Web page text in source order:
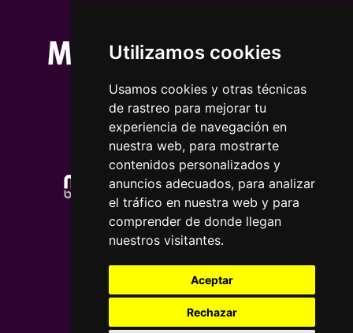
Utilizamos cookies
Usamos cookies y otras técnicas
de rastreo para mejorar tu
experiencia de navegación en
nuestra web, para mostrarte
contenidos personalizados y
anuncios adecuados, para analizar
el tráfico en nuestra web y para
comprender de donde llegan
nuestros visitantes.
Aceptar
Rechazar